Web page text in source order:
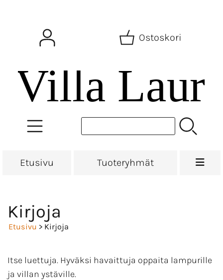
Ostoskori
Etusivu Tuoteryhmät
Kirjoja
Etusivu > Kirjoja
Itse luettuja. Hyväksi havaittuja oppaita lampurille
ja villan ystäville.